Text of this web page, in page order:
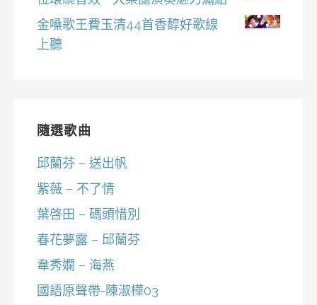
金嗓歌王費玉清44首香醇好歌線
上聽
隨選歌曲
邱蘭芬 – 送出帆
紫薇 – 不了情
葉啓田 – 碼頭惜別
春花夢露 – 邱蘭芬
韋秀嫻 – 海燕
國語原聲帶-陳淑樺03